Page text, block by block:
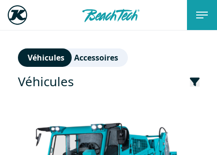
Véhicules Accessoires
Véhicules